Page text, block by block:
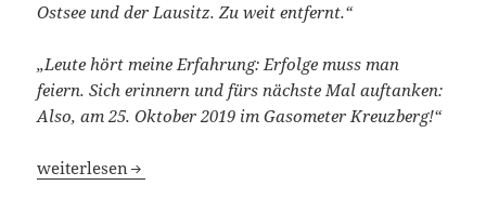
Ostsee und der Lausitz. Zu weit entfernt.“
„Leute hört meine Erfahrung: Erfolge muss man
feiern. Sich erinnern und fürs nächste Mal auftanken:
Also, am 25. Oktober 2019 im Gasometer Kreuzberg!“
Nach dem KidsCamp ist vor dem KidsCamp
weiterlesen